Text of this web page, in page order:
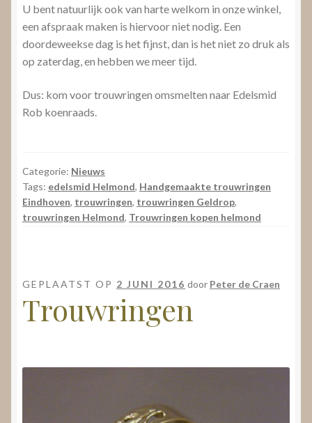
U bent natuurlijk ook van harte welkom in onze winkel,
een afspraak maken is hiervoor niet nodig. Een
doordeweekse dag is het fijnst, dan is het niet zo druk als
op zaterdag, en hebben we meer tijd.
Dus: kom voor trouwringen omsmelten naar Edelsmid
Rob koenraads.
Categorie: Nieuws
Tags: edelsmid Helmond, Handgemaakte trouwringen
Eindhoven, trouwringen, trouwringen Geldrop,
trouwringen Helmond, Trouwringen kopen helmond
GEPLAATST OP 2 JUNI 2016 door Peter de Craen
Trouwringen